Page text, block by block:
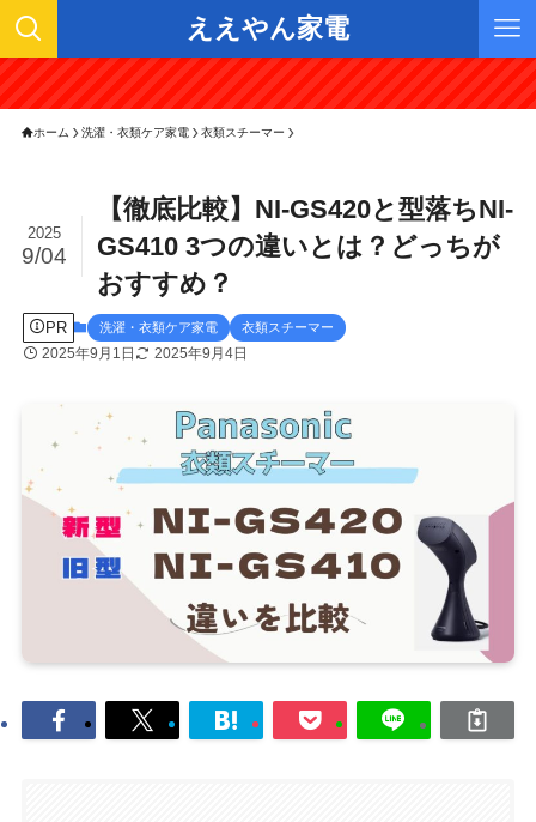
ええやん家電
ホーム 洗濯・衣類ケア家電 衣類スチーマー
【徹底比較】NI-GS420と型落ちNI-
GS410 3つの違いとは？どっちが
おすすめ？
2025
9/04
PR 洗濯・衣類ケア家電 衣類スチーマー
2025年9月1日 2025年9月4日